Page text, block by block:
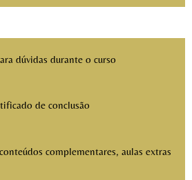
dúvidas durante o curso
de conclusão
complementares, aulas extras